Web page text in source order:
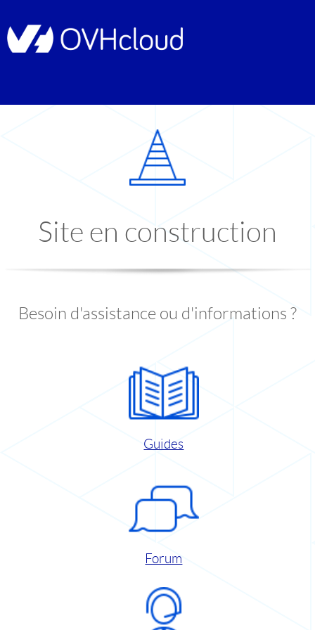
Site en construction
Besoin d'assistance ou d'informations ?
Guides
Forum